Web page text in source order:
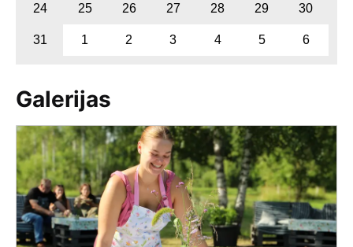
24 25 26 27 28 29 30
31 1 2 3 4 5 6
Galerijas